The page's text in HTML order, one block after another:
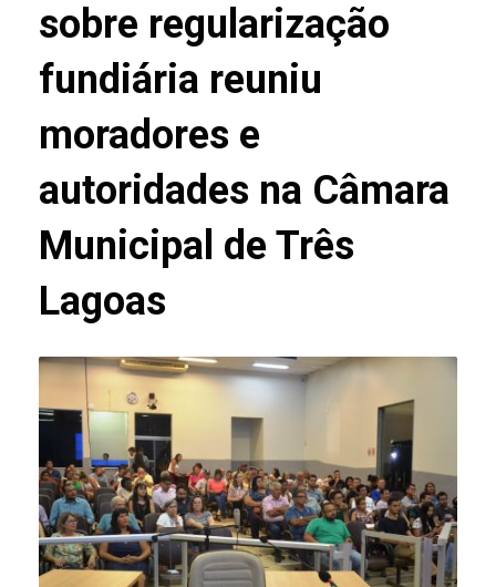
sobre regularização
fundiária reuniu
moradores e
autoridades na Câmara
Municipal de Três
Lagoas